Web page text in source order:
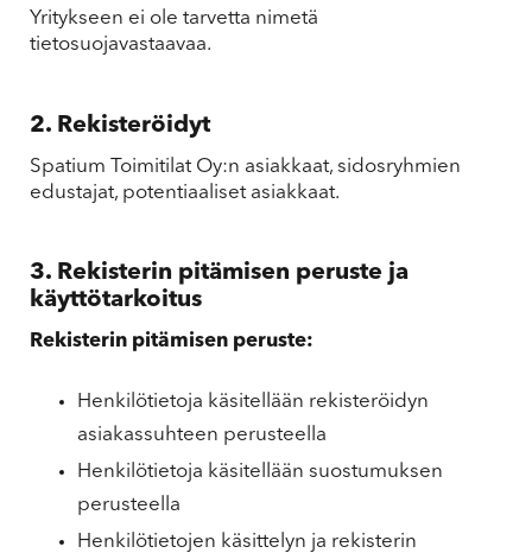
Yritykseen ei ole tarvetta nimetä
tietosuojavastaavaa.
2. Rekisteröidyt
Spatium Toimitilat Oy:n asiakkaat, sidosryhmien
edustajat, potentiaaliset asiakkaat.
3. Rekisterin pitämisen peruste ja
käyttötarkoitus
Rekisterin pitämisen peruste:
Henkilötietoja käsitellään rekisteröidyn
asiakassuhteen perusteella
Henkilötietoja käsitellään suostumuksen
perusteella
Henkilötietojen käsittelyn ja rekisterin